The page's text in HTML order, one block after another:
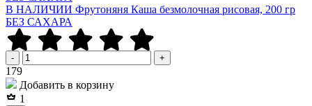
В НАЛИЧИИ Фрутоняня Каша безмолочная рисовая, 200 гр
БЕЗ САХАРА
- +
179Р
Добавить в корзину
1